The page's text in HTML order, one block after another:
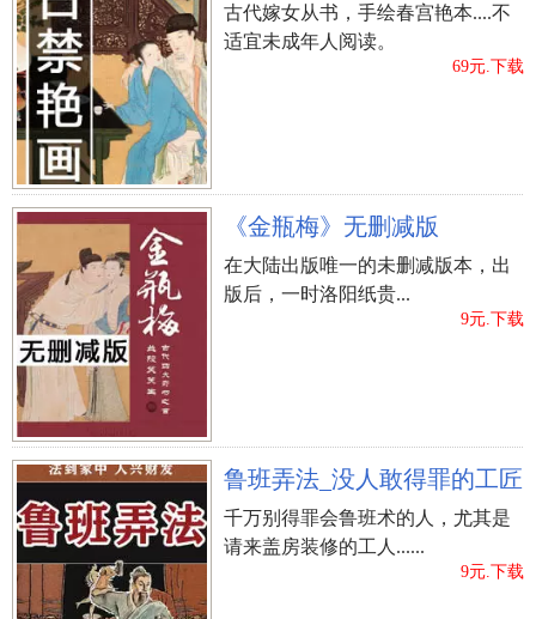
古代嫁女从书，手绘春宫艳本....不
适宜未成年人阅读。
69元.下载
《金瓶梅》无删减版
在大陆出版唯一的未删减版本，出
版后，一时洛阳纸贵...
9元.下载
鲁班弄法_没人敢得罪的工匠
千万别得罪会鲁班术的人，尤其是
请来盖房装修的工人......
9元.下载